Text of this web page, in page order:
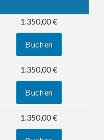
1.350,00 €
Buchen
1.350,00 €
Buchen
1.350,00 €